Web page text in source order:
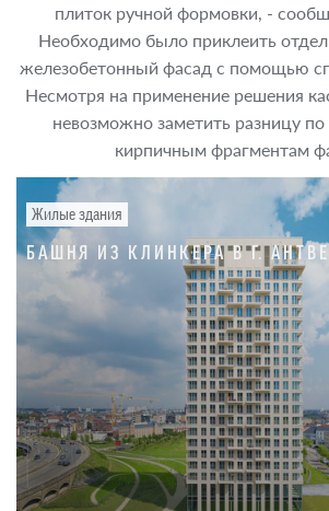
плиток ручной формовки, -
Необходимо было приклеить
железобетонный фасад с помощью
Несмотря на применение решения
невозможно заметить разницу
кирпичным фрагментам
Жилые здания
БАШНЯ ИЗ КЛИНКЕРА В Г.